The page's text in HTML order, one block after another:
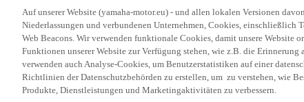
Niederlassungen und verbundenen Unternehmen, Cookies, einschließlich
Web Beacons. Wir verwenden funktionale Cookies, damit unsere Website
Funktionen unserer Website zur Verfügung stehen, wie z.B. die Erinnerung
verwenden auch Analyse-Cookies, um Benutzerstatistiken auf einer
Richtlinien der Datenschutzbehörden zu erstellen, um zu verstehen, wie
Produkte, Dienstleistungen und Marketingaktivitäten zu verbessern.